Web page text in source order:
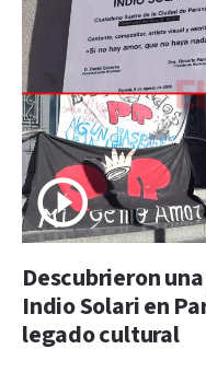
Descubrieron
Indio Solari en
legado cultural